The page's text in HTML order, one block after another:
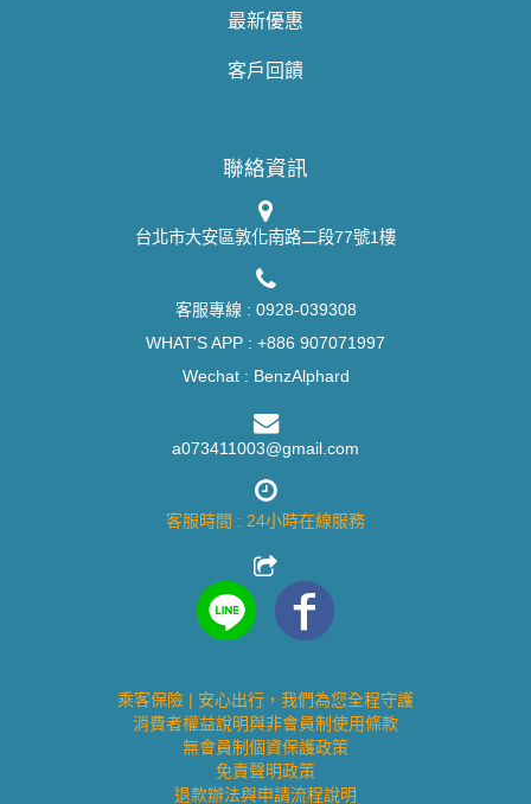
最新優惠
客戶回饋
聯絡資訊
台北市大安區敦化南路二段77號1樓
客服專線 : 0928-039308
WHAT'S APP : +886 907071997
Wechat : BenzAlphard
a073411003@gmail.com
客服時間 : 24小時在線服務
乘客保險 | 安心出行，我們為您全程守護
消費者權益說明與非會員制使用條款
無會員制個資保護政策
免責聲明政策
退款辦法與申請流程說明